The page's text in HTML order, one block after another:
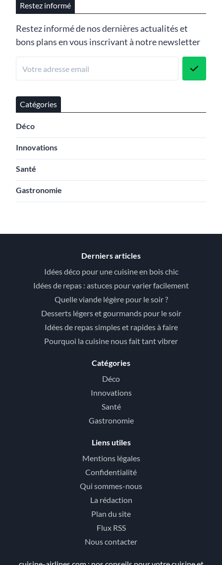
Restez informé
Restez informé de nos dernières actualités et
bons plans en vous inscrivant à notre newsletter
Catégories
Déco
Innovations
Santé
Gastronomie
Derniers articles
Idées déco pour une cuisine en bois chic
Idées de repas : astuces pour varier facilement
Quelle viande légère pour le soir ?
Desserts légers et gourmands pour le soir
Idées de repas simples et rapides à faire
Pourquoi la cuisine nous fait tant vibrer
Catégories
Déco
Innovations
Santé
Gastronomie
Liens utiles
Mentions légales
Confidentialité
Qui sommes-nous
La rédaction
Plan du site
Flux RSS
Nous contacter